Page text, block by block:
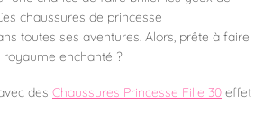
chaussures de princesse
toutes ses aventures. Alors, prête à faire
enchanté ?
des Chaussures Princesse Fille 30 effet